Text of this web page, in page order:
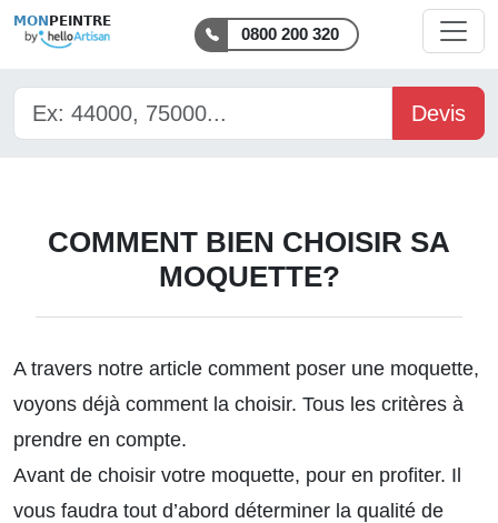
MON PEINTRE
0800 200 320
Devis
COMMENT BIEN CHOISIR SA
MOQUETTE?
A travers notre article comment poser une moquette,
voyons déjà comment la choisir. Tous les critères à
prendre en compte.
Avant de choisir votre moquette, pour en profiter. Il
vous faudra tout d’abord déterminer la qualité de